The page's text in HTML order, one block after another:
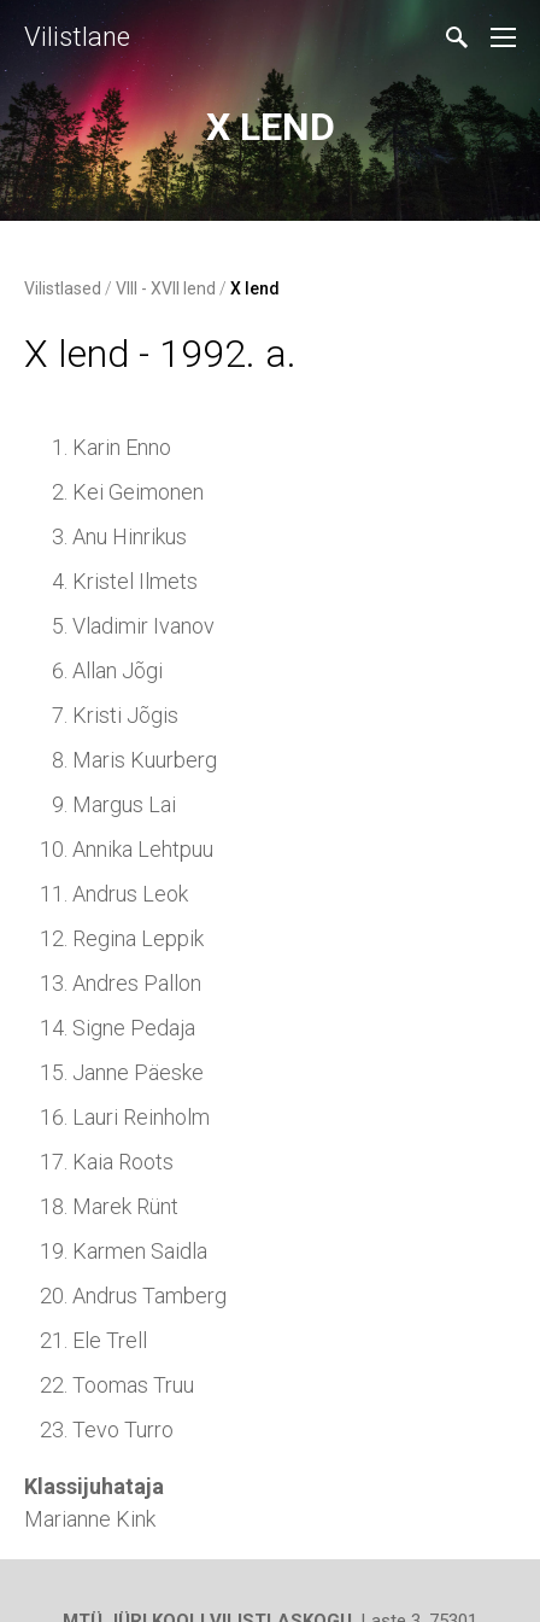
Vilistlane
X LEND
Vilistlased / VIII - XVII lend / X lend
X lend - 1992. a.
Karin Enno
Kei Geimonen
Anu Hinrikus
Kristel Ilmets
Vladimir Ivanov
Allan Jõgi
Kristi Jõgis
Maris Kuurberg
Margus Lai
Annika Lehtpuu
Andrus Leok
Regina Leppik
Andres Pallon
Signe Pedaja
Janne Päeske
Lauri Reinholm
Kaia Roots
Marek Rünt
Karmen Saidla
Andrus Tamberg
Ele Trell
Toomas Truu
Tevo Turro
Klassijuhataja
Marianne Kink